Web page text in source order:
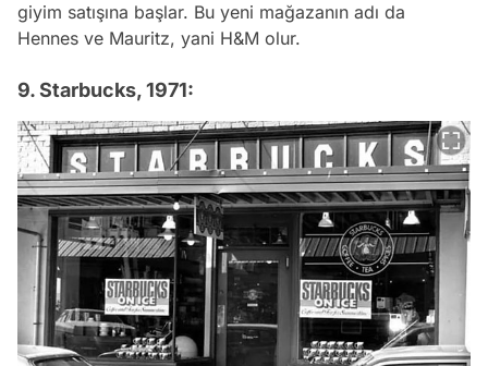
giyim satışına başlar. Bu yeni mağazanın adı da
Hennes ve Mauritz, yani H&M olur.
9. Starbucks, 1971: